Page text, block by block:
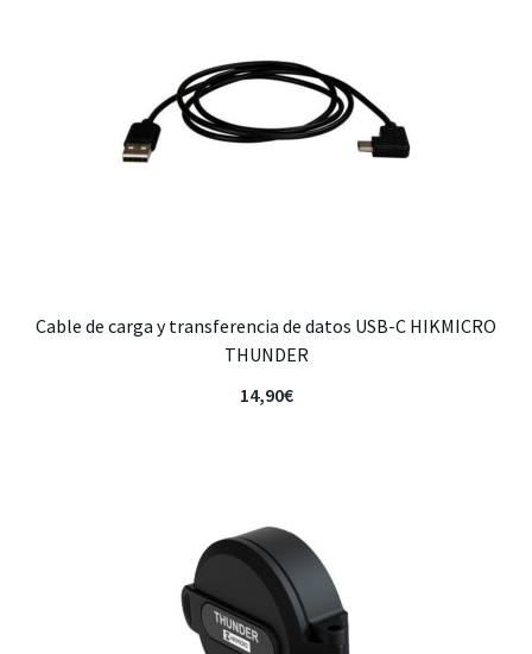
Cable de carga y transferencia de datos USB-C HIKMICRO
THUNDER
14,90€